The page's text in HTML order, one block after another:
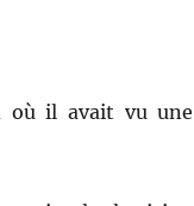
où il avait vu une